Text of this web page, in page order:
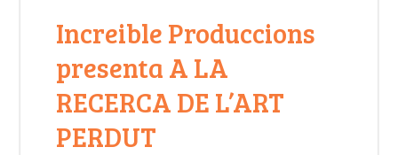
Increible Produccions
presenta A LA
RECERCA DE L’ART
PERDUT